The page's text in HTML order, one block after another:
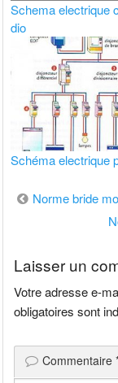
Schema electrique
dio
Schéma electrique
Navigation
Norme bride
Laisser un
Votre adresse e-
obligatoires sont
Commentaire